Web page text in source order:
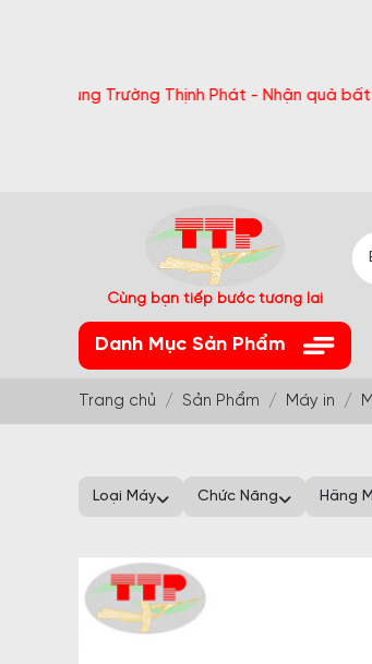
Trường Thịnh Phát - Nhận quà bất ngờ Đón
Cùng bạn tiếp bước tương lai
Danh Mục Sản Phẩm
Trang chủ Sản Phẩm Máy in
Loại Máy Chức Năng Hãng